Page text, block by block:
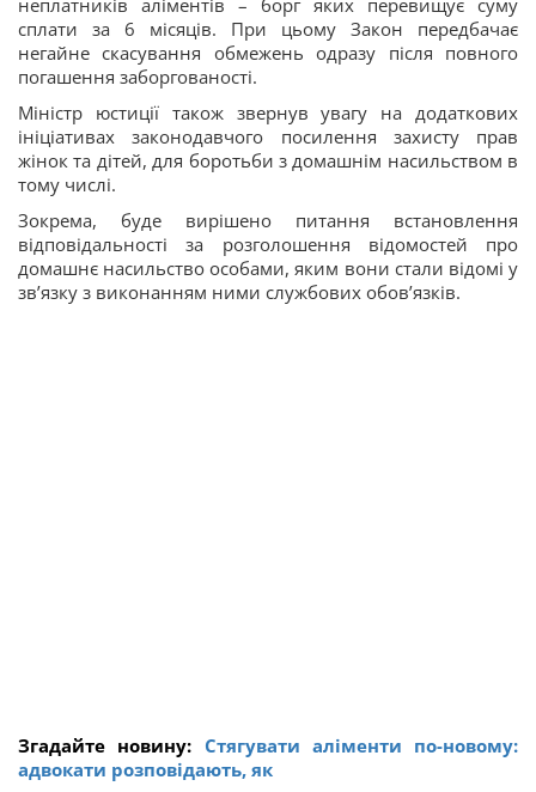
неплатників аліментів – борг яких перевищує суму
сплати за 6 місяців. При цьому Закон передбачає
негайне скасування обмежень одразу після повного
погашення заборгованості.
Міністр юстиції також звернув увагу на додаткових
ініціативах законодавчого посилення захисту прав
жінок та дітей, для боротьби з домашнім насильством в
тому числі.
Зокрема, буде вирішено питання встановлення
відповідальності за розголошення відомостей про
домашнє насильство особами, яким вони стали відомі у
зв’язку з виконанням ними службових обов’язків.
Згадайте новину: Стягувати аліменти по-новому:
адвокати розповідають, як